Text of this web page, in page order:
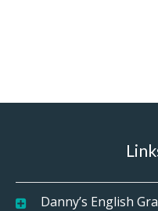
Danny’s English